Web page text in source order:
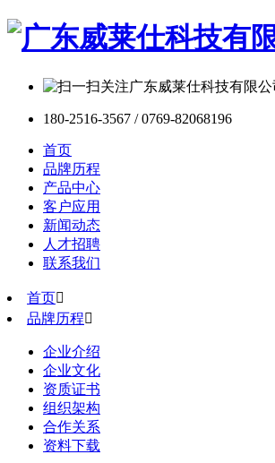
180-2516-3567 / 0769-82068196
首页
品牌历程
产品中心
客户应用
新闻动态
人才招聘
联系我们
首页
品牌历程
企业介绍
企业文化
资质证书
组织架构
合作关系
资料下载